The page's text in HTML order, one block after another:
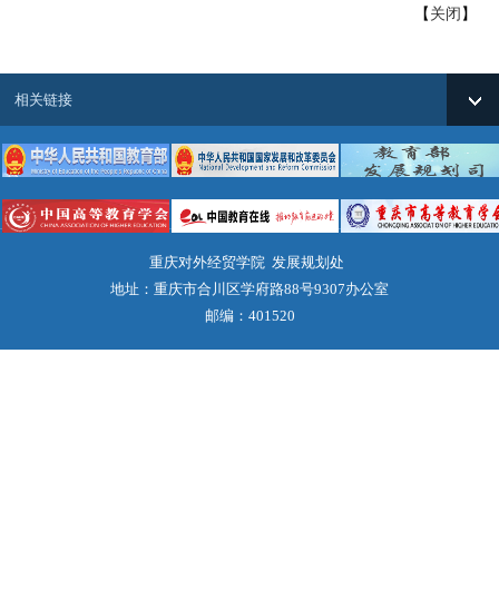
【 关闭 】
重庆对外经贸学院 发展规划处
地址：重庆市合川区学府路88号9307办公室
邮编：401520
相关链接